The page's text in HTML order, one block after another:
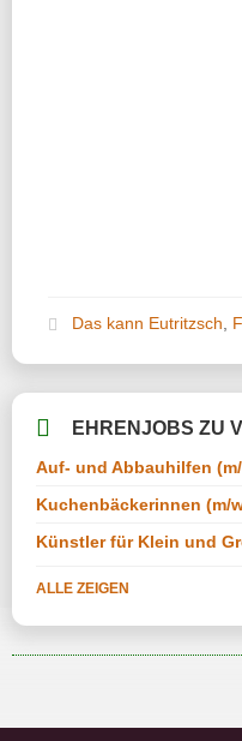
Das kann Eutritzsch
EHRENJOBS ZU
Auf- und Abbauhilfen
Kuchenbäckerinnen (m/
Künstler für Klein und
ALLE ZEIGEN